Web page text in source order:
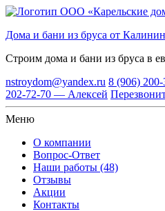
Дома и бани из бруса от
Строим дома и бани из бруса в
nstroydom@yandex.ru 8 (906)
202-72-70 — Алексей
Меню
О компании
Вопрос-Ответ
Наши работы (48)
Отзывы
Акции
Контакты